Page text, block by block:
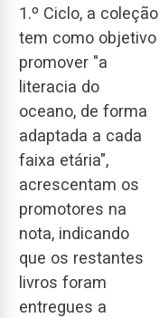
1.º Ciclo, a coleção
tem como objetivo
promover "a
literacia do
oceano, de forma
adaptada a cada
faixa etária",
acrescentam os
promotores na
nota, indicando
que os restantes
livros foram
entregues a